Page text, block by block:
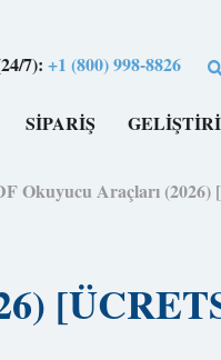
7):+1 (800) 998-8826
SİPARİŞ
Okuyucu Araçları